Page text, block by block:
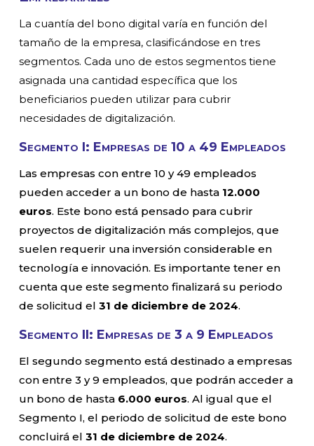
La cuantía del bono digital varía en función del
tamaño de la empresa, clasificándose en tres
segmentos. Cada uno de estos segmentos tiene
asignada una cantidad específica que los
beneficiarios pueden utilizar para cubrir
necesidades de digitalización.
Segmento I: Empresas de 10 a 49 Empleados
Las empresas con entre 10 y 49 empleados
pueden acceder a un bono de hasta 12.000
euros. Este bono está pensado para cubrir
proyectos de digitalización más complejos, que
suelen requerir una inversión considerable en
tecnología e innovación. Es importante tener en
cuenta que este segmento finalizará su periodo
de solicitud el31 de diciembre de 2024.
Segmento II: Empresas de 3 a 9 Empleados
El segundo segmento está destinado a empresas
con entre 3 y 9 empleados, que podrán acceder a
un bono de hasta 6.000 euros. Al igual que el
Segmento I, el periodo de solicitud de este bono
concluirá el31 de diciembre de 2024.